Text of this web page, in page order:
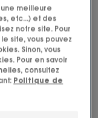
Camomille
lumière qui
une meilleure
etc...) et des
notre site. Pour
site, vous pouvez
Sinon, vous
Pour en savoir
consultez
Politique de